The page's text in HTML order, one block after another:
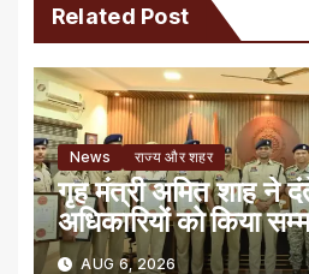
Related Post
News राज्य और शहर
गृह मंत्री अमित शाह ने
अधिकारियों को किया
AUG 6, 2026